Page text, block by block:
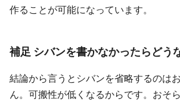
作ることが可能になっています。
補足 シバンを書かなかったらどう
結論から言うとシバンを省略するのは
ん。可搬性が低くなるからです。おそ